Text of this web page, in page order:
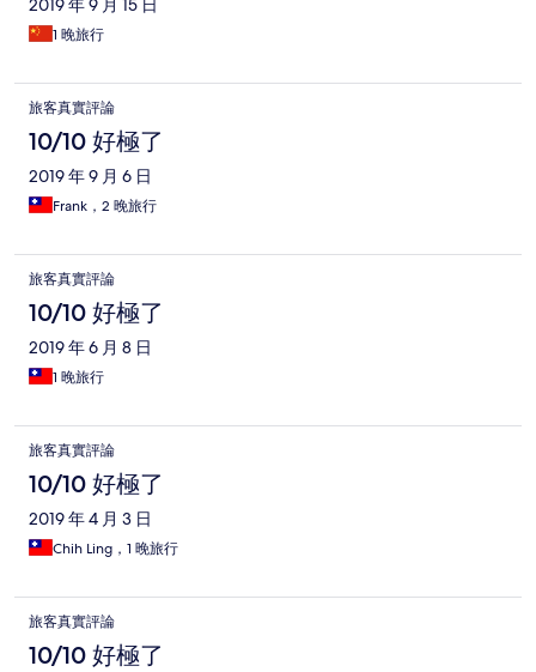
2019 年 9 月 15 日
1 晚旅行
旅客真實評論
10/10 好極了
2019 年 9 月 6 日
Frank，2 晚旅行
旅客真實評論
10/10 好極了
2019 年 6 月 8 日
1 晚旅行
旅客真實評論
10/10 好極了
2019 年 4 月 3 日
Chih Ling，1 晚旅行
旅客真實評論
10/10 好極了